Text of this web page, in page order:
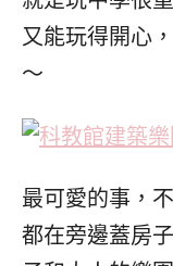
又能玩得開心
～
最可愛的事，
都在旁邊蓋房